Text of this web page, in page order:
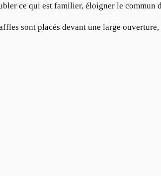
ce qui est familier, éloigner le commun
sont placés devant une large